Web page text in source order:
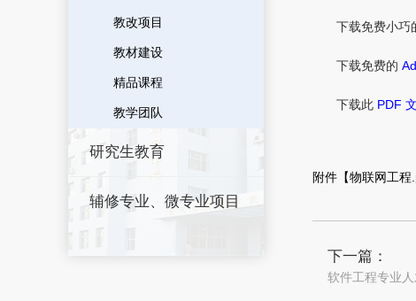
教改项目
教材建设
精品课程
教学团队
研究生教育
辅修专业、微专业项目
下载免费小
下载免费的
下载此 PDF
附件【物联网工程
下一篇：
软件工程专业